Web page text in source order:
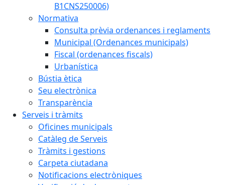
B1CNS250006)
Normativa
Consulta prèvia ordenances i reglaments
Municipal (Ordenances municipals)
Fiscal (ordenances fiscals)
Urbanística
Bústia ètica
Seu electrònica
Transparència
Serveis i tràmits
Oficines municipals
Catàleg de Serveis
Tràmits i gestions
Carpeta ciutadana
Notificacions electròniques